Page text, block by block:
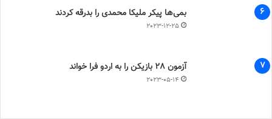
بمی‌ها پیکر ملیکا محمدی را بدرقه کردند
2023-12-25
آزمون 28 بازیکن را به اردو فرا خواند
2023-05-14